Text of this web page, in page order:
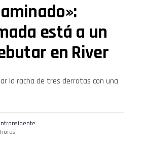
está a un
en River
la racha de tres derrotas con una